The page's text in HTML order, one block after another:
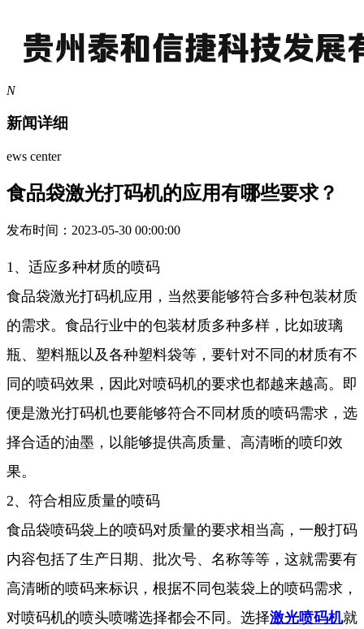
N
新闻详细
ews center
食品袋激光打码机的应用有哪些要求？
发布时间：2023-05-30 00:00:00
1、适应多种材质的喷码
食品袋激光打码机应用，当然要能够符合多种包装材质
的需求。食品行业中的包装材质多种多样，比如玻璃
瓶、塑料瓶以及各种塑料袋等，要针对不同的材质有不
同的喷码效果，因此对喷码机的要求也都越来越高。即
便是激光打码机也要能够符合不同材质的喷码需求，选
择合适的油墨，以能够提供高质量、高清晰的喷印效
果。
2、符合相应质量的喷码
食品袋喷码袋上的喷码对质量的要求相当高，一般打码
内容包括了生产日期、批次号、名称等等，这就需要有
高清晰的喷码来标识，根据不同包装袋上的喷码需求，
对喷码机的喷头喷嘴选择都会不同。选择激光喷码机就